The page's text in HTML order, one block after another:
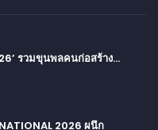
รวมขุนพลคนก่อสร้าง…
2026 ผนึก